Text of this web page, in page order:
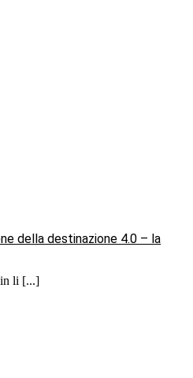
della destinazione 4.0 – la
in li [...]